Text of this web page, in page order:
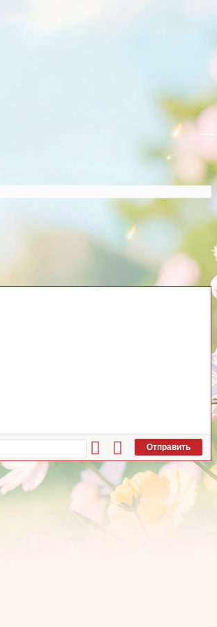
Отправить